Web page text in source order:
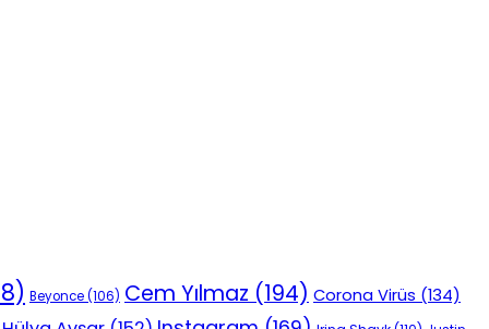
Beyonce(106) Cem Yılmaz (194) Corona Virüs (134)